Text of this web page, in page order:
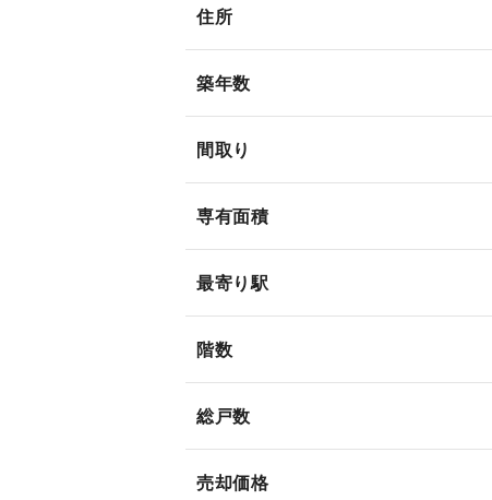
住所
築年数
間取り
専有面積
最寄り駅
階数
総戸数
売却価格